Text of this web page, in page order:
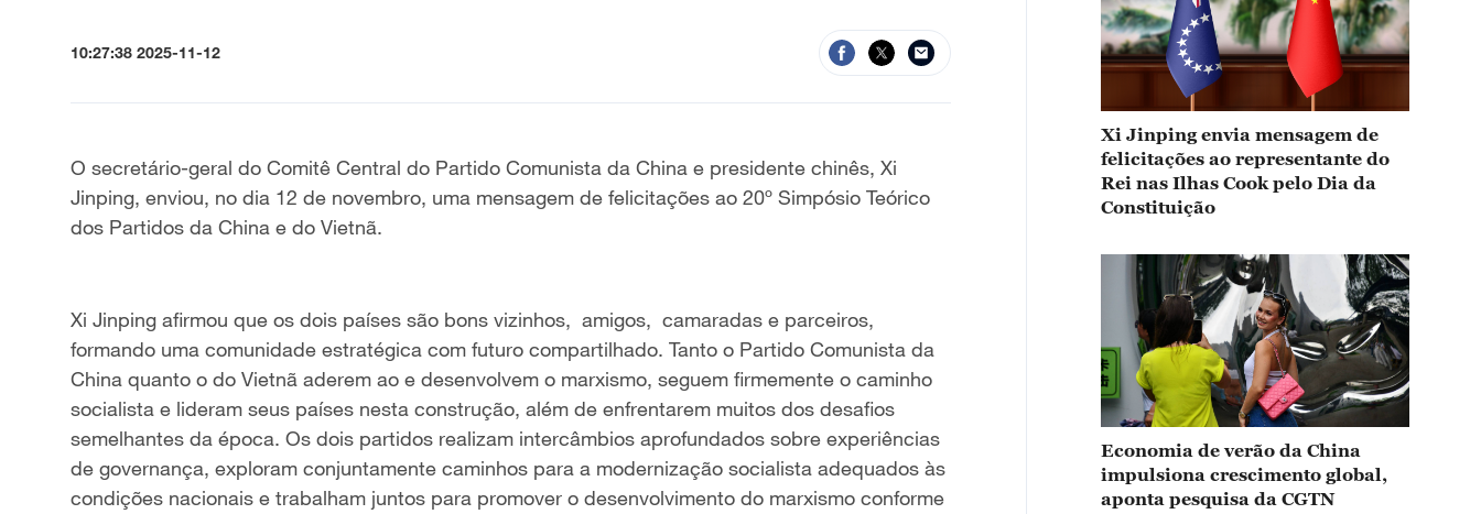
10:27:38 2025-11-12
O secretário-geral do Comitê Central do Partido Comunista da China e presidente chinês, Xi
Jinping, enviou, no dia 12 de novembro, uma mensagem de felicitações ao 20º Simpósio Teórico
dos Partidos da China e do Vietnã.
Xi Jinping afirmou que os dois países são bons vizinhos, amigos, camaradas e parceiros,
formando uma comunidade estratégica com futuro compartilhado. Tanto o Partido Comunista da
China quanto o do Vietnã aderem ao e desenvolvem o marxismo, seguem firmemente o caminho
socialista e lideram seus países nesta construção, além de enfrentarem muitos dos desafios
semelhantes da época. Os dois partidos realizam intercâmbios aprofundados sobre experiências
de governança, exploram conjuntamente caminhos para a modernização socialista adequados às
condições nacionais e trabalham juntos para promover o desenvolvimento do marxismo conforme
Xi Jinping envia mensagem de
felicitações ao representante do
Rei nas Ilhas Cook pelo Dia da
Constituição
Economia de verão da China
impulsiona crescimento global,
aponta pesquisa da CGTN